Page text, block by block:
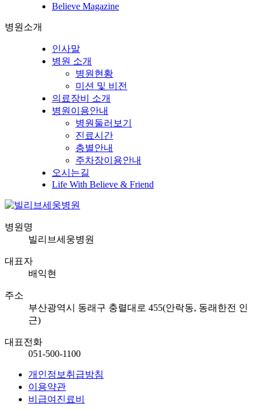
Believe Magazine
병원소개
인사말
병원 소개
병원현황
미션 및 비전
의료장비 소개
병원이용안내
병원둘러보기
진료시간
층별안내
주차장이용안내
오시는길
Life With Believe & Friend
병원명
빌리브세웅병원
대표자
배익현
주소
부산광역시 동래구 충렬대로 455(안락동, 동래한전 인
근)
대표전화
051-500-1100
개인정보취급방침
이용약관
비급여진료비